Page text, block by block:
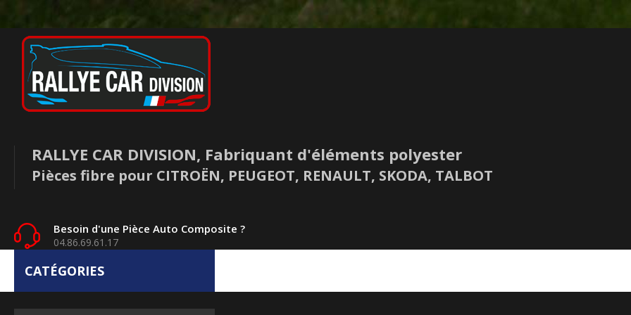
RALLYE CAR DIVISION, Fabriquant d'éléments polyester
Pièces fibre pour CITROËN, PEUGEOT, RENAULT, SKODA, TALBOT
Besoin d'une Pièce Auto Composite ?
04.86.69.61.17
CATÉGORIES